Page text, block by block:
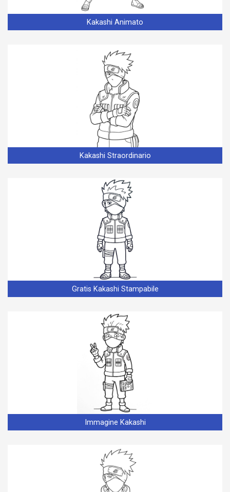
Kakashi Animato
Kakashi Straordinario
Gratis Kakashi Stampabile
Immagine Kakashi